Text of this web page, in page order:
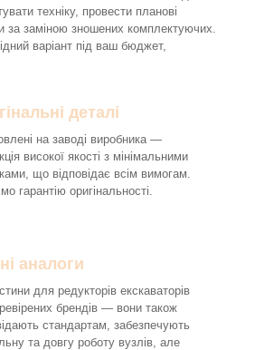
техніку, провести планові
за заміною зношених комплектуючих.
варіант під ваш бюджет,
деталі
на заводі виробника —
високої якості з мінімальними
що відповідає всім вимогам.
гарантію оригінальності.
аналоги
для редукторів екскаваторів
брендів — вони також
стандартам, забезпечують
та довгу роботу вузлів, але